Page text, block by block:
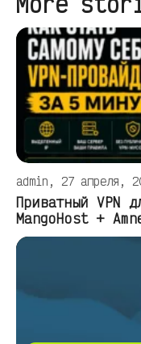
admin, 27 апреля,
Приватный VPN
MangoHost +